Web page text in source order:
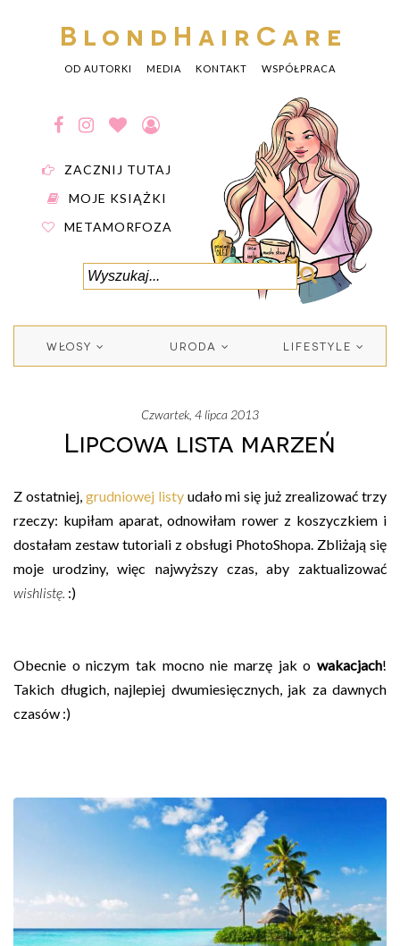
BlondHairCare
OD AUTORKI MEDIA KONTAKT WSPÓŁPRACA
ZACZNIJ TUTAJ
MOJE KSIĄŻKI
METAMORFOZA
WŁOSY URODA LIFESTYLE
czwartek, 4 lipca 2013
Lipcowa lista marzeń
Z ostatniej, grudniowej listyudało mi się już zrealizować trzy
rzeczy: kupiłam aparat, odnowiłam rower z koszyczkiem i
dostałam zestaw tutoriali z obsługi PhotoShopa. Zbliżają się
moje urodziny, więc najwyższy czas, aby zaktualizować
wishlistę. :)
Obecnie o niczym tak mocno nie marzę jak o wakacjach!
Takich długich, najlepiej dwumiesięcznych, jak za dawnych
czasów :)